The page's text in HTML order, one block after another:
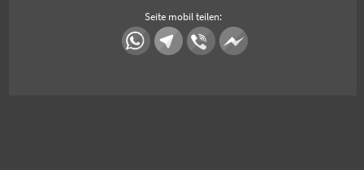
Seite mobil teilen: